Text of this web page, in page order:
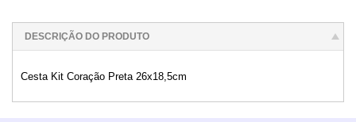
DESCRIÇÃO DO PRODUTO
Cesta Kit Coração Preta 26x18,5cm